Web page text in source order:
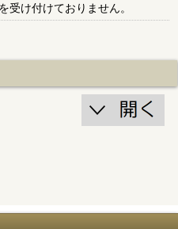
受け付けておりません。